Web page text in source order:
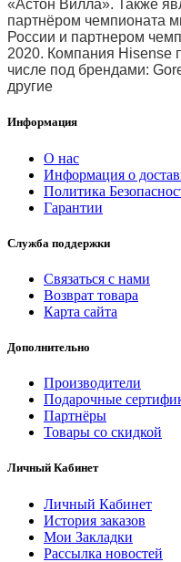
«Астон Вилла». Также
партнёром чемпионата
России и партнером
2020. Компания Hisense
числе под брендами:
другие
Информация
О нас
Информация о
Политика
Гарантии
Служба поддержки
Связаться с нами
Возврат товара
Карта сайта
Дополнительно
Производители
Подарочные
Партнёры
Товары со скидкой
Личный Кабинет
Личный Кабинет
История заказов
Мои Закладки
Рассылка новостей